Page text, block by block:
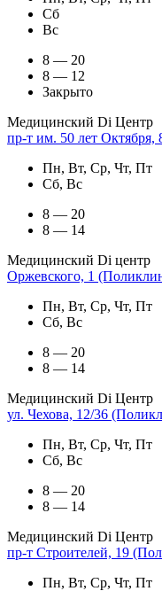
Сб
Вс
8 — 20
8 — 12
Закрыто
Медицинский Di Центр
пр-т им. 50 лет
Пн, Вт, Ср, Чт, Пт
Сб, Вс
8 — 20
8 — 14
Медицинский Di центр
Оржевского, 1
Пн, Вт, Ср, Чт, Пт
Сб, Вс
8 — 20
8 — 14
Медицинский Di Центр
ул. Чехова, 12/36
Пн, Вт, Ср, Чт, Пт
Сб, Вс
8 — 20
8 — 14
Медицинский Di Центр
пр-т Строителей, 19
Пн, Вт, Ср, Чт, Пт